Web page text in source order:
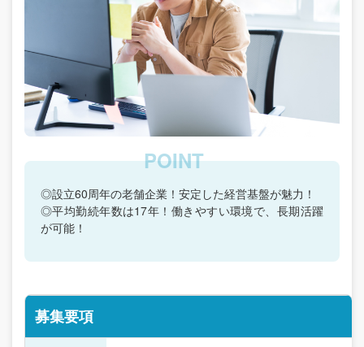
◎設立60周年の老舗企業！安定した経営基盤が魅力！
◎平均勤続年数は17年！働きやすい環境で、長期活躍
が可能！
募集要項